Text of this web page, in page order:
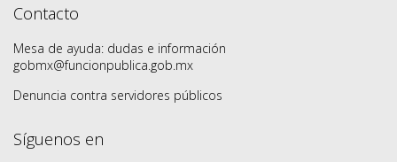
Contacto
Mesa de ayuda: dudas e información
gobmx@funcionpublica.gob.mx
Denuncia contra servidores públicos
Síguenos en